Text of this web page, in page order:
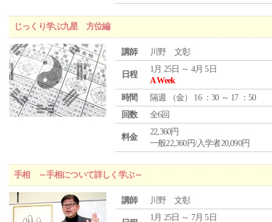
じっくり学ぶ九星 方位編
講師 川野 文彰
日程
1月 25日 ～ 4月 5日
A Week
時間
隔週 （金） 16 ：30 ～ 17 ：50
回数
全6回
料金
22,360円
一般22,360円/入学者20,090円
手相 ～手相について詳しく学ぶ～
講師 川野 文彰
1月 25日 ～ 7月 5日